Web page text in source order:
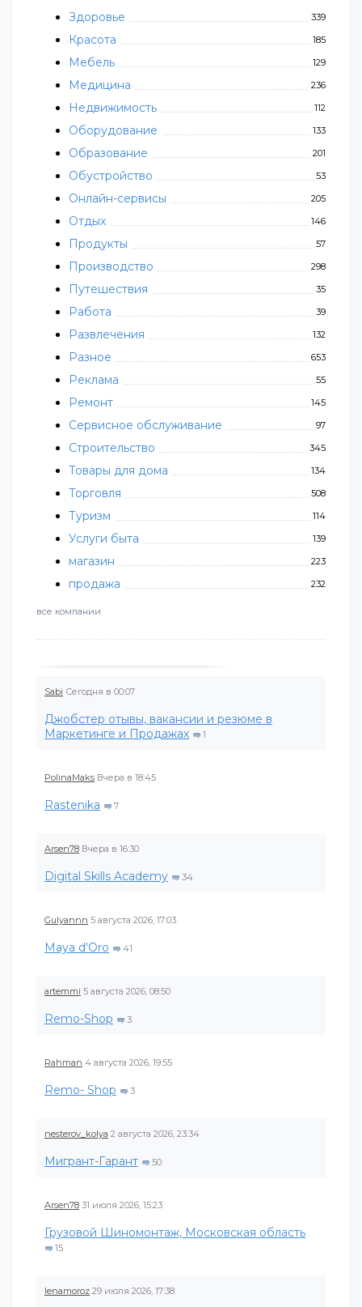
Здоровье
339
Красота 185
Мебель 129
Медицина 236
Недвижимость 112
Оборудование 133
Образование 201
Обустройство 53
Онлайн-сервисы 205
Отдых 146
Продукты 57
Производство 298
Путешествия 35
Работа 39
Развлечения 132
Разное 653
Реклама 55
Ремонт 145
Сервисное обслуживание 97
Строительство 345
Товары для дома 134
Торговля 508
Туризм 114
Услуги быта 139
магазин 223
продажа 232
все компании
Sabi Сегодня в 00:07
Джобстер отывы, вакансии и резюме в
Маркетинге и Продажах
1
PolinaMaks Вчера в 18:45
Rastenika 7
Arsen78 Вчера в 16:30
Digital Skills Academy 34
Gulyannn 5 августа 2026, 17:03
Maya d'Oro 41
artemmi 5 августа 2026, 08:50
Remo-Shop 3
Rahman 4 августа 2026, 19:55
Remo- Shop 3
nesterov_kolya 2 августа 2026, 23:34
Мигрант-Гарант 50
Arsen78 31 июля 2026, 15:23
Грузовой Шиномонтаж, Московская область
15
lenamoroz 29 июля 2026, 17:38